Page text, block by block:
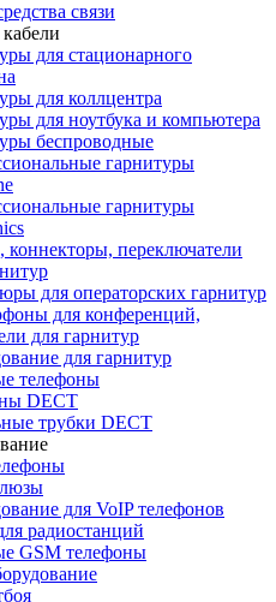
связи
для стационарного
для коллцентра
для ноутбука и компьютера
беспроводные
гарнитуры
гарнитуры
коннекторы, переключатели
для операторских гарнитур
для конференций,
для гарнитур
для гарнитур
телефоны
DECT
трубки DECT
для VoIP телефонов
радиостанций
GSM телефоны